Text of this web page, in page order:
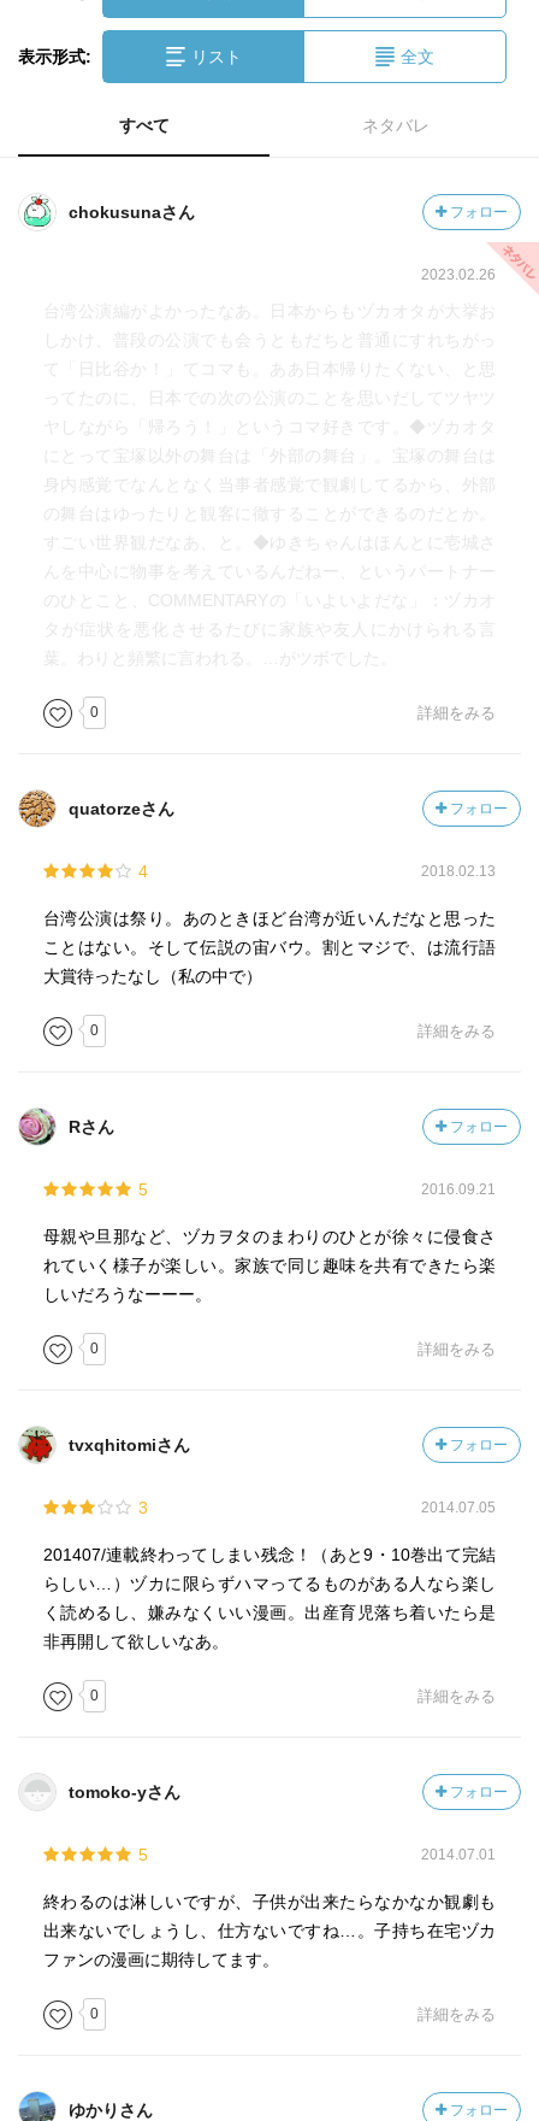
表示形式: リスト 全文
すべて ネタバレ
chokusunaさん フォロー
2023.02.26
台湾公演編がよかったなあ。日本からもヅカオタが大挙お
しかけ、普段の公演でも会うともだちと普通にすれちがっ
て「日比谷か！」てコマも。ああ日本帰りたくない、と思
ってたのに、日本での次の公演のことを思いだしてツヤツ
ヤしながら「帰ろう！」というコマ好きです。◆ヅカオタ
にとって宝塚以外の舞台は「外部の舞台」。宝塚の舞台は
身内感覚でなんとなく当事者感覚で観劇してるから、外部
の舞台はゆったりと観客に徹することができるのだとか。
すごい世界観だなあ、と。◆ゆきちゃんはほんとに壱城さ
んを中心に物事を考えているんだねー、というパートナー
のひとこと、COMMENTARYの「いよいよだな」：ヅカオ
タが症状を悪化させるたびに家族や友人にかけられる言
葉。わりと頻繁に言われる。…がツボでした。
0 詳細をみる
quatorzeさん フォロー
4 2018.02.13
台湾公演は祭り。あのときほど台湾が近いんだなと思った
ことはない。そして伝説の宙バウ。割とマジで、は流行語
大賞待ったなし（私の中で）
0 詳細をみる
Rさん フォロー
5 2016.09.21
母親や旦那など、ヅカヲタのまわりのひとが徐々に侵食さ
れていく様子が楽しい。家族で同じ趣味を共有できたら楽
しいだろうなーーー。
0 詳細をみる
tvxqhitomiさん フォロー
3 2014.07.05
201407/連載終わってしまい残念！（あと9・10巻出て完結
らしい…）ヅカに限らずハマってるものがある人なら楽し
く読めるし、嫌みなくいい漫画。出産育児落ち着いたら是
非再開して欲しいなあ。
0 詳細をみる
tomoko-yさん フォロー
5 2014.07.01
終わるのは淋しいですが、子供が出来たらなかなか観劇も
出来ないでしょうし、仕方ないですね…。子持ち在宅ヅカ
ファンの漫画に期待してます。
0 詳細をみる
ゆかりさん フォロー